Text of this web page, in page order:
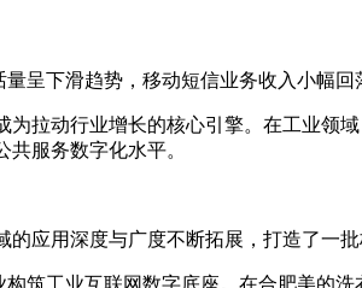
下滑趋势，移动短信业务收入小幅回
动行业增长的核心引擎。在工业领
服务数字化水平。
应用深度与广度不断拓展，打造了一批
工业互联网数字底座。在合肥美的洗